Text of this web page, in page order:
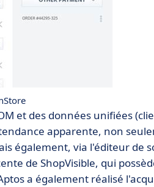
et des données unifiées
apparente, non
également, via l'éditeur de
de ShopVisible, qui
a également réalisé